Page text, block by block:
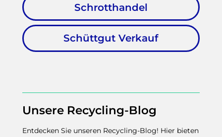
Schrotthandel
Schüttgut Verkauf
Unsere Recycling-Blog
Entdecken Sie unseren Recycling-Blog! Hier bieten